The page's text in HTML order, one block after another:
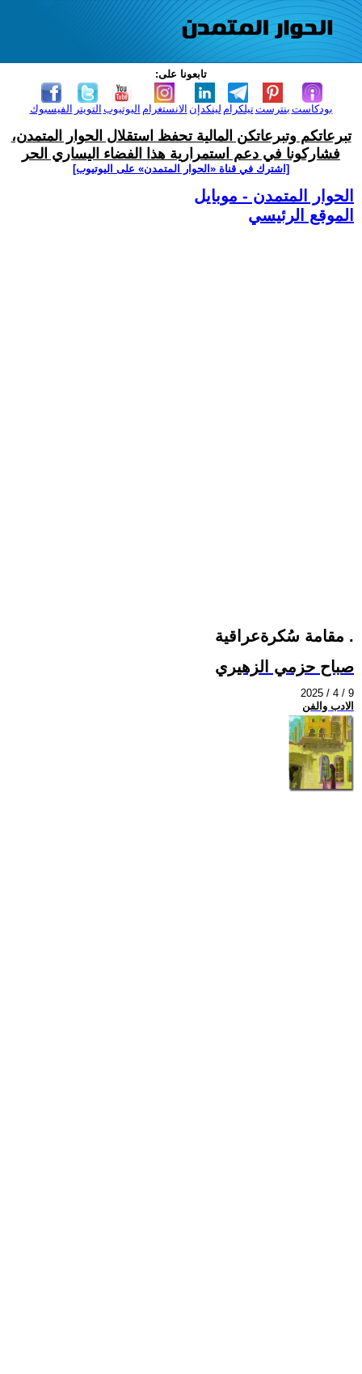
تابعونا على:
الفيسبوك التويتر اليوتيوب الانستغرام لينكدإن تيلكرامبنترست بودكاست
تبرعاتكم وتبرعاتكن المالية تحفظ استقلال الحوار المتمدن،
فشاركونا في دعم استمرارية هذا الفضاء اليساري الحر
[اشترك في قناة ‫«الحوار المتمدن» على اليوتيوب]
الحوار المتمدن - موبايل
الموقع الرئيسي
مقامة سُكرةعراقية .
صباح حزمي الزهيري
2025 / 4 / 9
الادب والفن